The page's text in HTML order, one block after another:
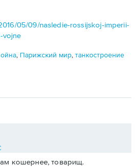
05/09/nasledie-rossijskoj-imperii-
vojne
, Парижский мир,танкостроение
кошернее, товарищ.